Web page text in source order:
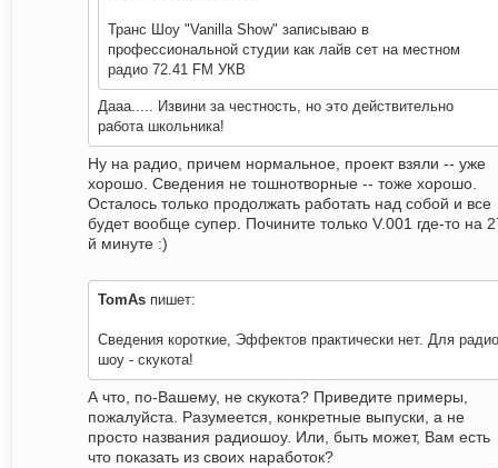
Транс Шоу "Vanilla Show" записываю в
профессиональной студии как лайв сет на местном
радио 72.41 FM УКВ
Дааа..... Извини за честность, но это действительно
работа школьника!
Ну на радио, причем нормальное, проект взяли -- уже
хорошо. Сведения не тошнотворные -- тоже хорошо.
Осталось только продолжать работать над собой и все
будет вообще супер. Почините только V.001 где-то на
й минуте :)
TomAs пишет:
Сведения короткие, Эффектов практически нет. Для радио
шоу - скукота!
А что, по-Вашему, не скукота? Приведите примеры,
пожалуйста. Разумеется, конкретные выпуски, а не
просто названия радиошоу. Или, быть может, Вам есть
что показать из своих наработок?